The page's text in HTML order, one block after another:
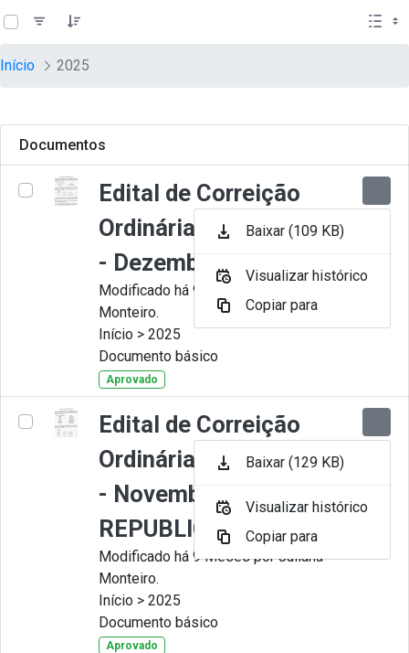
Pular para o Conteúdo principal
teste descricao
Início 2025
Documentos
Edital de Correição
Ordinária nº 012-2025
- Dezembro
Modificado há 9 Meses por Juliana
Monteiro.
Início > 2025
Documento básico
Aprovado
Edital de Correição
Ordinária nº 011-2025
- Novembro -
REPUBLICADO
Modificado há 9 Meses por Juliana
Monteiro.
Início > 2025
Documento básico
Aprovado
Baixar (109 KB)
Visualizar histórico
Copiar para
Baixar (129 KB)
Visualizar histórico
Copiar para